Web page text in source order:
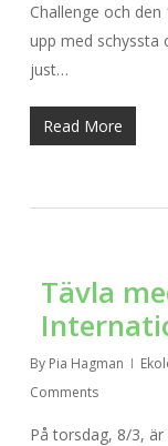
Challenge och
upp med schyssta
just…
Read More
Tävla
By Pia Hagman
Comments
På torsdag, 8/3,